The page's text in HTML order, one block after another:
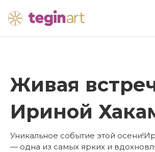
Живая
Ириной
Уникальное событие этой
— одна из самых ярких и